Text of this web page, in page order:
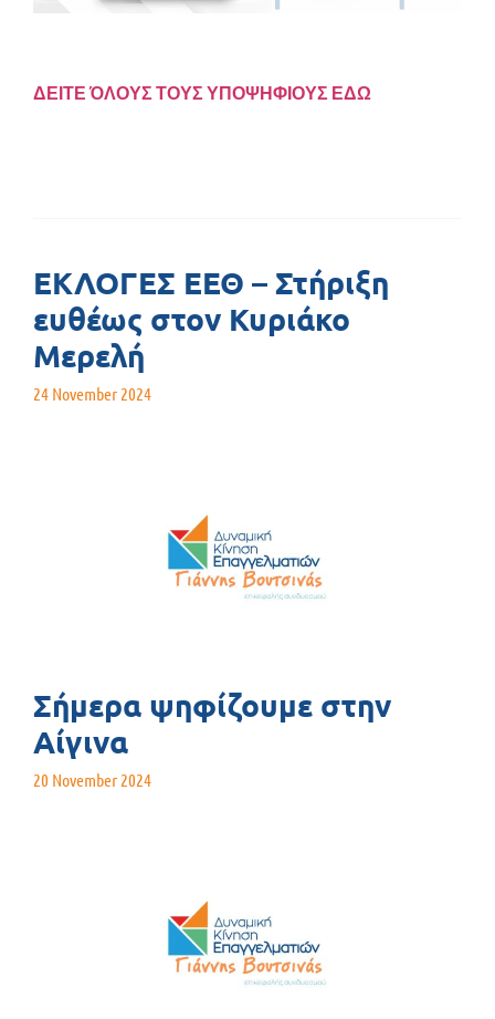
ΔΕΙΤΕ ΌΛΟΥΣ ΤΟΥΣ ΥΠΟΨΗΦΙΟΥΣ ΕΔΩ
ΕΚΛΟΓΕΣ ΕΕΘ – Στήριξη
ευθέως στον Κυριάκο
Μερελή
24 November 2024
Σήμερα ψηφίζουμε στην
Αίγινα
20 November 2024